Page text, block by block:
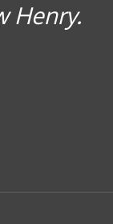
Henry.